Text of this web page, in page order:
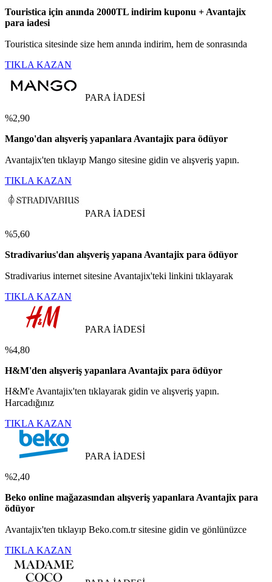
Touristica için anında 2000TL indirim kuponu + Avantajix
para iadesi
Touristica sitesinde size hem anında indirim, hem de sonrasında
TIKLA KAZAN
PARA İADESİ
%2,90
Mango'dan alışveriş yapanlara Avantajix para ödüyor
Avantajix'ten tıklayıp Mango sitesine gidin ve alışveriş yapın.
TIKLA KAZAN
PARA İADESİ
%5,60
Stradivarius'dan alışveriş yapana Avantajix para ödüyor
Stradivarius internet sitesine Avantajix'teki linkini tıklayarak
TIKLA KAZAN
PARA İADESİ
%4,80
H&M'den alışveriş yapanlara Avantajix para ödüyor
H&M'e Avantajix'ten tıklayarak gidin ve alışveriş yapın.
Harcadığınız
TIKLA KAZAN
PARA İADESİ
%2,40
Beko online mağazasından alışveriş yapanlara Avantajix para
ödüyor
Avantajix'ten tıklayıp Beko.com.tr sitesine gidin ve gönlünüzce
TIKLA KAZAN